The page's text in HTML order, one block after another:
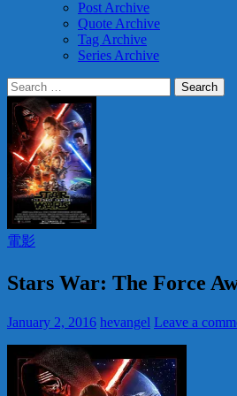
Post Archive
Quote Archive
Tag Archive
Series Archive
Search
for:
電影
Stars War: The Force
January 2, 2016 hevangel Leave a